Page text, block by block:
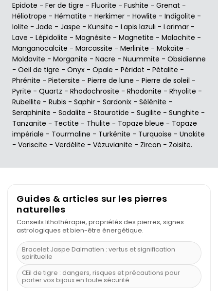
Epidote - Fer de tigre - Fluorite - Fushite - Grenat -
Héliotrope - Hématite - Herkimer - Howlite - Indigolite -
Iolite - Jade - Jaspe - Kunsite - Lapis lazuli - Larimar -
Lave - Lépidolite - Magnésite - Magnetite - Malachite -
Manganocalcite - Marcassite - Merlinite - Mokaïte -
Moldavite - Morganite - Nacre - Nuummite - Obsidienne
- Oeil de tigre - Onyx - Opale - Péridot - Pétalite -
Phrénite - Pietersite - Pierre de lune - Pierre de soleil -
Pyrite - Quartz - Rhodochrosite - Rhodonite - Rhyolite -
Rubellite - Rubis - Saphir - Sardonix - Sélénite -
Seraphinite - Sodalite - Staurotide - Sugilite - Sunghite -
Tanzanite - Tectite - Thulite - Topaze bleue - Topaze
impériale - Tourmaline - Turkénite - Turquoise - Unakite
- Variscite - Verdélite - Vézuvianite - Zircon - Zoisite.
Guides & articles sur les pierres
naturelles
Conseils lithothérapie, propriétés des pierres, signes
astrologiques et bien-être énergétique.
Bracelet Jaspe Dalmatien : vertus et signification
spirituelle
Œil de tigre : dangers, risques et précautions pour
porter vos bijoux en toute sécurité